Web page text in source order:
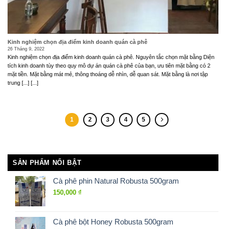
Kinh nghiệm chọn địa điểm kinh doanh quán cà phê
26 Tháng 9, 2022
Kinh nghiệm chọn địa điểm kinh doanh quán cà phê. Nguyên tắc chọn mặt bằng Diện
tích kinh doanh tùy theo quy mô dự án quán cà phê của bạn, ưu tiên mặt bằng có 2
mặt tiền. Mặt bằng mát mẻ, thông thoáng dễ nhìn, dễ quan sát. Mặt bằng là nơi tập
trung [...] [...]
1 2 3 4 5
SẢN PHẨM NỔI BẬT
Cà phê phin Natural Robusta 500gram
150,000 ₫
Cà phê bột Honey Robusta 500gram